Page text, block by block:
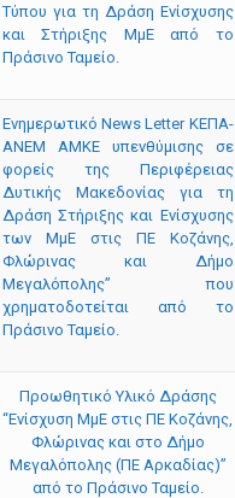
Τύπου για τη Δράση Ενίσχυσης
και Στήριξης ΜμΕ από το
Πράσινο Ταμείο.
Ενημερωτικό Νews Letter ΚΕΠΑ-
ΑΝΕΜ ΑΜΚΕ υπενθύμισης σε
φορείς της Περιφέρειας
Δυτικής Μακεδονίας για τη
Δράση Στήριξης και Ενίσχυσης
των ΜμΕ στις ΠΕ Κοζάνης,
Φλώρινας και Δήμο
Μεγαλόπολης” που
χρηματοδοτείται από το
Πράσινο Ταμείο.
Προωθητικό Υλικό Δράσης
“Ενίσχυση ΜμΕ στις ΠΕ Κοζάνης,
Φλώρινας και στο Δήμο
Μεγαλόπολης (ΠΕ Αρκαδίας)”
από το Πράσινο Ταμείο.